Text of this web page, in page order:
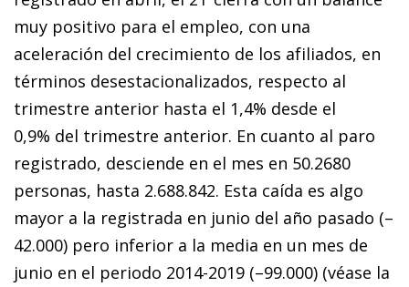
muy positivo para el empleo, con una
aceleración del crecimiento de los afiliados, en
términos desestacionalizados, respecto al
trimestre anterior hasta el 1,4% desde el
0,9% del trimestre anterior. En cuanto al paro
registrado, desciende en el mes en 50.2680
personas, hasta 2.688.842. Esta caída es algo
mayor a la registrada en junio del año pasado (–
42.000) pero inferior a la media en un mes de
junio en el periodo 2014-2019 (–99.000) (véase la